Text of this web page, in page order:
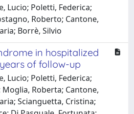
Lucio; Poletti, Federica;
Roberto; Cantone,
Borrè, Silvio
in hospitalized
of follow-up
Lucio; Poletti, Federica;
Roberta; Cantone,
Scianguetta, Cristina;